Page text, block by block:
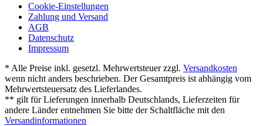
Cookie-Einstellungen
Zahlung und Versand
AGB
Datenschutz
Impressum
* Alle Preise inkl. gesetzl. Mehrwertsteuer zzgl. Versandkosten
wenn nicht anders beschrieben. Der Gesamtpreis ist abhängig vom
Mehrwertsteuersatz des Lieferlandes.
** gilt für Lieferungen innerhalb Deutschlands, Lieferzeiten für
andere Länder entnehmen Sie bitte der Schaltfläche mit den
Versandinformationen